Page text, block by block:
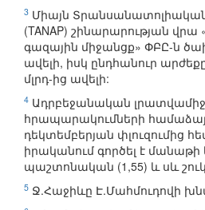
3 Միայն
(TANAP) շինարարության
գազային միջանցք» ՓԲԸ-ն
ավելի, իսկ ընդհանուր
մլրդ-ից ավելի:
4 Ադրբեջանական
հրապարակումների
դեկտեմբերյան փլուզումից
իրականում գործել է
պաշտոնական (1,55) և սև
5 Ջ.Հաջիևը Է.Մահմուդովի